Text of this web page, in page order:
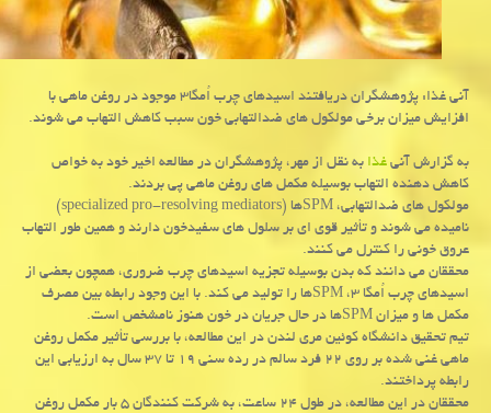
آنی غذا: پژوهشگران دریافتند اسیدهای چرب اُمگا۳ موجود در روغن ماهی با
افزایش میزان برخی مولكول های ضدالتهابی خون سبب كاهش التهاب می شوند.
به گزارش آنیغذابه نقل از مهر، پژوهشگران در مطالعه اخیر خود به خواص
كاهش دهنده التهاب بوسیله مكمل های روغن ماهی پی بردند.
مولكول های ضدالتهابی، SPMها (specialized pro-resolving mediators)
نامیده می شوند و تأثیر قوی ای بر سلول های سفیدخون دارند و همین طور التهاب
عروق خونی را كنترل می كنند.
محققان می دانند كه بدن بوسیله تجزیه اسیدهای چرب ضروری، همچون بعضی از
اسیدهای چرب اُمگا ۳، SPMها را تولید می كند. با این وجود رابطه بین مصرف
مكمل ها و میزان SPMها در حال جریان در خون هنوز نامشخص است.
تیم تحقیق دانشگاه كوئین مری لندن در این مطالعه، با بررسی تأثیر مكمل روغن
ماهی غنی شده بر روی ۲۲ فرد سالم در رده سنی ۱۹ تا ۳۷ سال به ارزیابی این
رابطه پرداختند.
محققان در این مطالعه، در طول ۲۴ ساعت، به شركت كنندگان ۵ بار مكمل روغن